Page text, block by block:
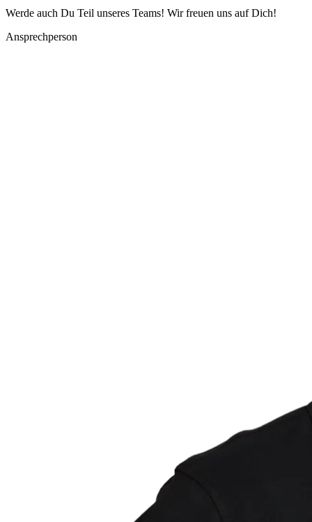
Werde auch Du Teil unseres Teams! Wir freuen uns auf Dich!
Ansprechperson